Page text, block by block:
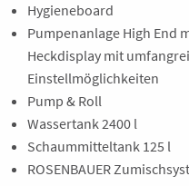
Hygieneboard
Pumpenanlage High End
Heckdisplay mit
Einstellmöglichkeiten
Pump & Roll
Wassertank 2400 l
Schaummitteltank 125 l
ROSENBAUER